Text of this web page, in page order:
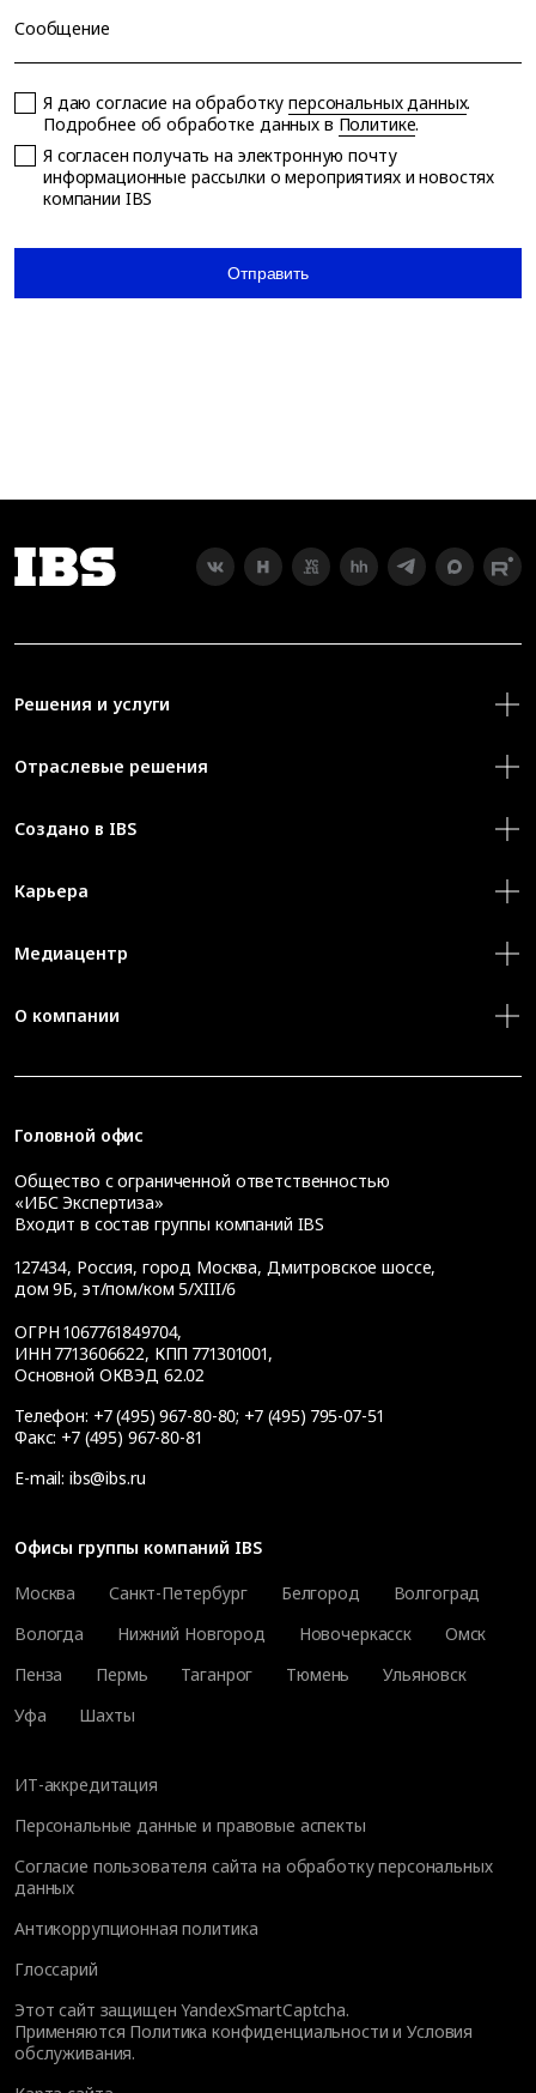
Сообщение
Я даю согласие на обработкуперсональных данных.
Подробнее об обработке данных в Политике.
Я согласен получать на электронную почту
информационные рассылки о мероприятиях и новостях
компании IBS
Отправить
Решения и услуги
Отраслевые решения
Создано в IBS
Карьера
Медиацентр
О компании
Головной офис
Общество с ограниченной ответственностью
«ИБС Экспертиза»
Входит в состав группы компаний IBS
127434, Россия, город Москва, Дмитровское шоссе,
дом 9Б, эт/пом/ком 5/XIII/6
ОГРН 1067761849704,
ИНН 7713606622, КПП 771301001,
Основной ОКВЭД 62.02
Телефон: +7 (495) 967-80-80; +7 (495) 795-07-51
Факс: +7 (495) 967-80-81
E-mail: ibs@ibs.ru
Офисы группы компаний IBS
Москва
Санкт-Петербург Белгород
Волгоград
Вологда
Нижний Новгород Новочеркасск
Омск
Пенза
Пермь Таганрог Тюмень
Ульяновск
Уфа
Шахты
ИТ-аккредитация
Персональные данные и правовые аспекты
Согласие пользователя сайта на обработку персональных
данных
Антикоррупционная политика
Глоссарий
Этот сайт защищен YandexSmartCaptcha.
Применяются Политика конфиденциальности иУсловия
обслуживания.